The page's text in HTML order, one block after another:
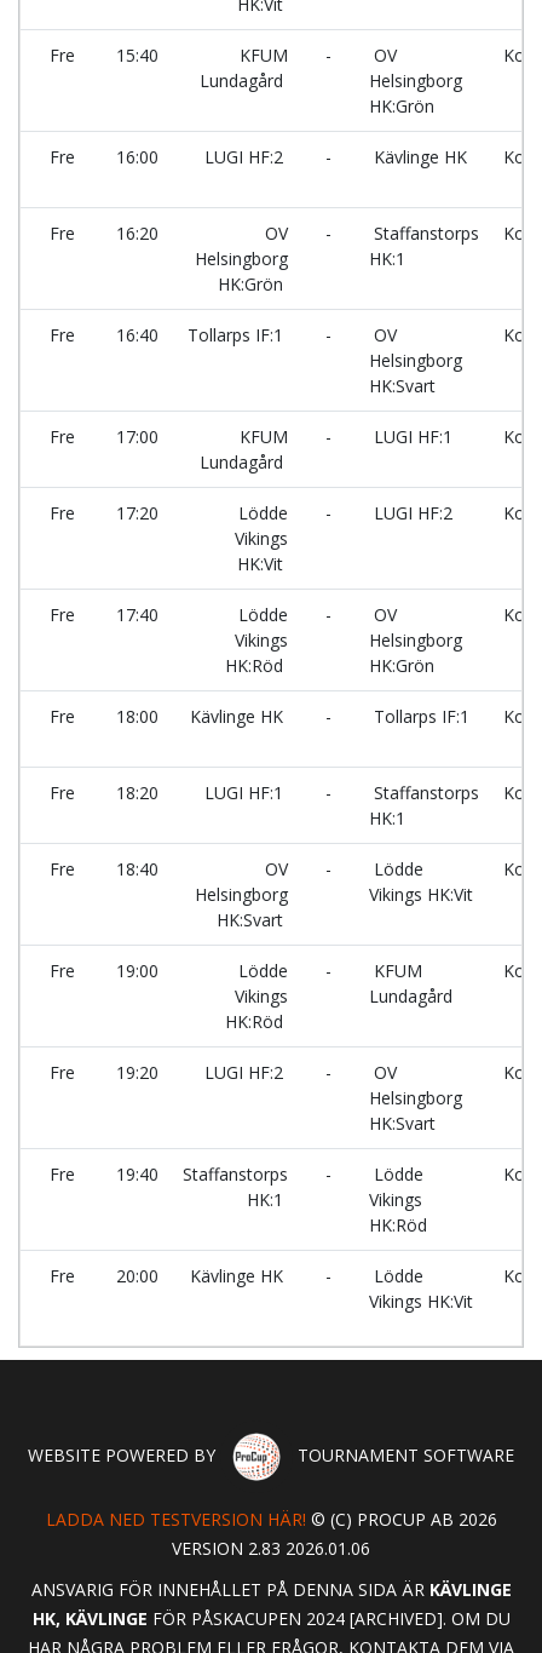
Fre 15:40
KFUM
Lundagård
-
OV
Helsingborg
HK:Grön
Fre 16:00 LUGI HF:2 - Kävlinge HK
Fre 16:20
OV
Helsingborg
HK:Grön
-
Staffanstorps
HK:1
Fre 16:40 Tollarps IF:1 -
OV
Helsingborg
HK:Svart
Fre 17:00
KFUM
Lundagård
- LUGI HF:1
Fre 17:20
Lödde
Vikings
HK:Vit
- LUGI HF:2
Fre 17:40
Lödde
Vikings
HK:Röd
-
OV
Helsingborg
HK:Grön
Fre 18:00 Kävlinge HK - Tollarps IF:1
Fre 18:20 LUGI HF:1 -
Staffanstorps
HK:1
Fre 18:40
OV
Helsingborg
HK:Svart
-
Lödde
Vikings HK:Vit
Fre 19:00
Lödde
Vikings
HK:Röd
-
KFUM
Lundagård
Fre 19:20 LUGI HF:2 -
OV
Helsingborg
HK:Svart
Fre 19:40
Staffanstorps
HK:1
-
Lödde
Vikings
HK:Röd
Fre 20:00 Kävlinge HK -
Lödde
Vikings HK:Vit
WEBSITE POWERED BY TOURNAMENT SOFTWARE
LADDA NED TESTVERSION HÄR! © (C) PROCUP AB 2026
VERSION 2.83 2026.01.06
ANSVARIG FÖR INNEHÅLLET PÅ DENNA SIDA ÄR KÄVLINGE
HK, KÄVLINGE FÖR PÅSKACUPEN 2024 [ARCHIVED]. OM DU
HAR NÅGRA PROBLEM ELLER FRÅGOR, KONTAKTA DEM VIA